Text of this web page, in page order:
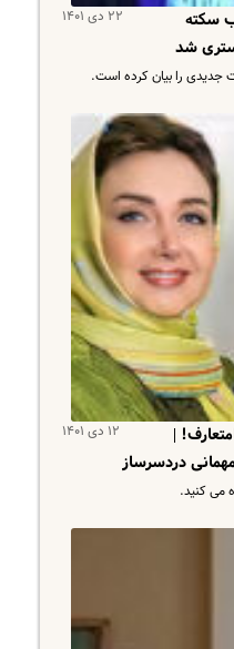
۲۲ دی ۱۴۰۱
سکته
شد
جدیدی را بیان کرده است.
۱۲ دی ۱۴۰۱
|
دردسرساز
می کنید.